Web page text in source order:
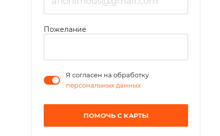
Пожелание
Я согласен на обработку
персональных данных
ПОМОЧЬ С КАРТЫ